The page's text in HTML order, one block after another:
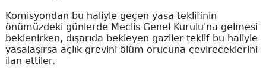
Komisyondan bu haliyle geçen yasa teklifinin
önümüzdeki günlerde Meclis Genel Kurulu'na gelmesi
beklenirken, dışarıda bekleyen gaziler teklif bu haliyle
yasalaşırsa açlık grevini ölüm orucuna çevireceklerini
ilan ettiler.